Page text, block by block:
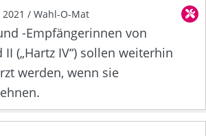
/ Wahl-O-Mat
-Empfängerinnen von
(„Hartz IV“) sollen weiterhin
werden, wenn sie